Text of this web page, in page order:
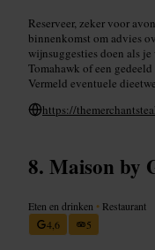
Reserveer, zeker voor
binnenkomst om advies
wijnsuggesties doen als
Tomahawk of een
Vermeld eventuele
https://
Maison by
Eten en drinken • Restaurant
4,6
5